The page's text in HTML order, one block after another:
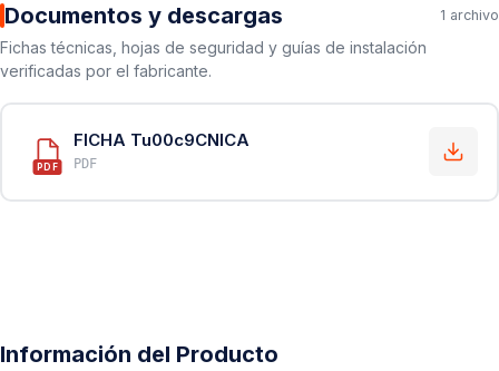
Documentos y descargas 1 archivo
Fichas técnicas, hojas de seguridad y guías de instalación
verificadas por el fabricante.
PDF
FICHA Tu00c9CNICA
PDF
Información del Producto